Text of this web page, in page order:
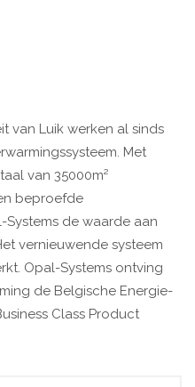
van Luik werken al sinds
Met
van 35000m²
beproefde
de waarde aan
vernieuwende systeem
Opal-Systems ontving
de Belgische Energie-
Class Product